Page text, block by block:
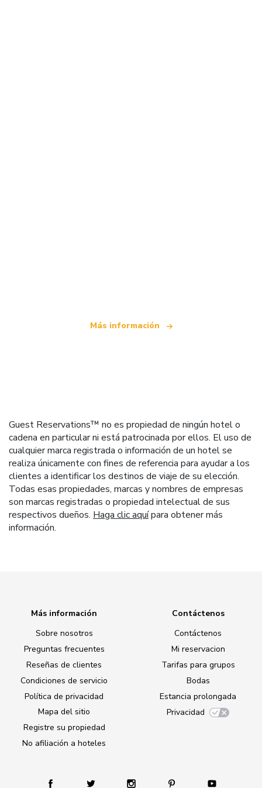
Más información
Guest Reservations™ no es propiedad de ningún hotel o
cadena en particular ni está patrocinada por ellos. El uso de
cualquier marca registrada o información de un hotel se
realiza únicamente con fines de referencia para ayudar a los
clientes a identificar los destinos de viaje de su elección.
Todas esas propiedades, marcas y nombres de empresas
son marcas registradas o propiedad intelectual de sus
respectivos dueños. Haga clic aquípara obtener más
información.
Más información
Sobre nosotros
Preguntas frecuentes
Reseñas de clientes
Condiciones de servicio
Política de privacidad
Mapa del sitio
Registre su propiedad
No afiliación a hoteles
Contáctenos
Contáctenos
Mi reservacion
Tarifas para grupos
Bodas
Estancia prolongada
Privacidad